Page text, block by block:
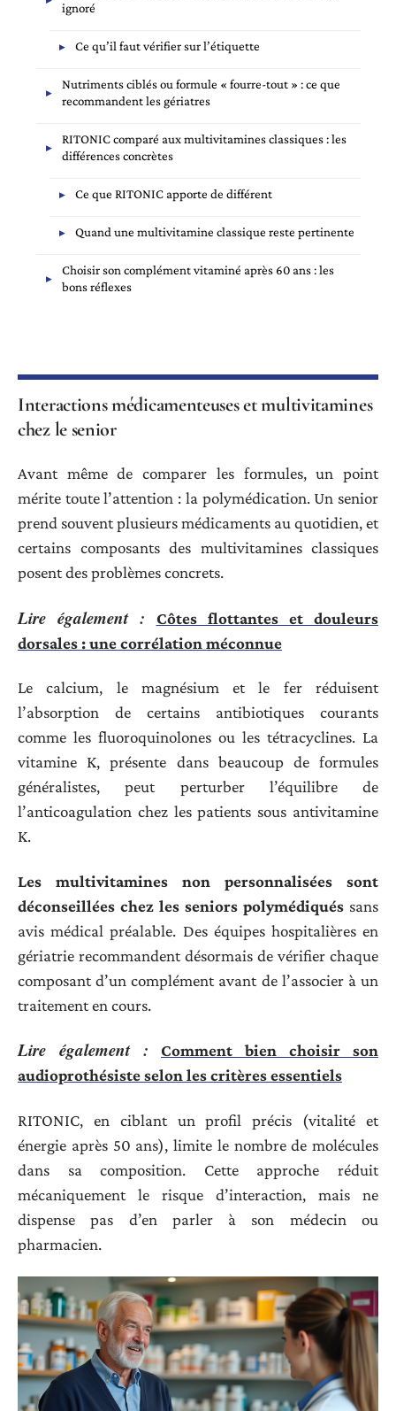
ignoré
Ce qu’il faut vérifier sur l’étiquette
Nutriments ciblés ou formule « fourre-tout » : ce que
recommandent les gériatres
RITONIC comparé aux multivitamines classiques : les
différences concrètes
Ce que RITONIC apporte de différent
Quand une multivitamine classique reste pertinente
Choisir son complément vitaminé après 60 ans : les
bons réflexes
Interactions médicamenteuses et multivitamines
chez le senior
Avant même de comparer les formules, un point
mérite toute l’attention : la polymédication. Un senior
prend souvent plusieurs médicaments au quotidien, et
certains composants des multivitamines classiques
posent des problèmes concrets.
Lire également :
Côtes flottantes et douleurs
dorsales : une corrélation méconnue
Le calcium, le magnésium et le fer réduisent
l’absorption de certains antibiotiques courants
comme les fluoroquinolones ou les tétracyclines. La
vitamine K, présente dans beaucoup de formules
généralistes, peut perturber l’équilibre de
l’anticoagulation chez les patients sous antivitamine
K.
Les multivitamines non personnalisées sont
déconseillées chez les seniors polymédiqués sans
avis médical préalable. Des équipes hospitalières en
gériatrie recommandent désormais de vérifier chaque
composant d’un complément avant de l’associer à un
traitement en cours.
Lire également :
Comment bien choisir son
audioprothésiste selon les critères essentiels
RITONIC, en ciblant un profil précis (vitalité et
énergie après 50 ans), limite le nombre de molécules
dans sa composition. Cette approche réduit
mécaniquement le risque d’interaction, mais ne
dispense pas d’en parler à son médecin ou
pharmacien.